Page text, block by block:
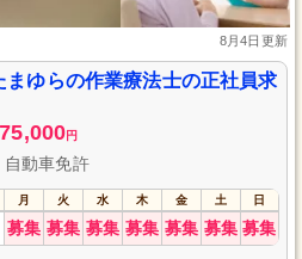
8月4日更新
ゆらの作業療法士の正社員求
円
自動車免許
月 火 水 木 金 土 日
募集 募集 募集 募集 募集 募集 募集